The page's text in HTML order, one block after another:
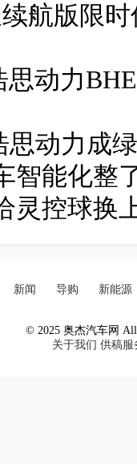
航版限
思动力
思动力成
智能化整
灵控球换
新闻 导购 新能源
© 2025 奥杰汽车网 All
关于我们 供稿服